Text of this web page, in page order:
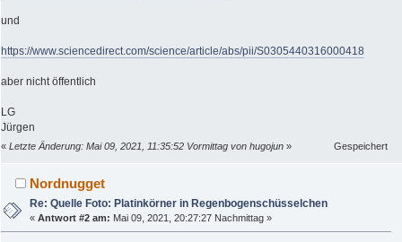
und
https://www.sciencedirect.com/science/article/abs/pii/S0305440316000418
aber nicht öffentlich
LG
Jürgen
« Letzte Änderung: Mai 09, 2021, 11:35:52 Vormittag von hugojun » Gespeichert
Nordnugget
Re: Quelle Foto: Platinkörner in Regenbogenschüsselchen
«Antwort #2 am: Mai 09, 2021, 20:27:27 Nachmittag »